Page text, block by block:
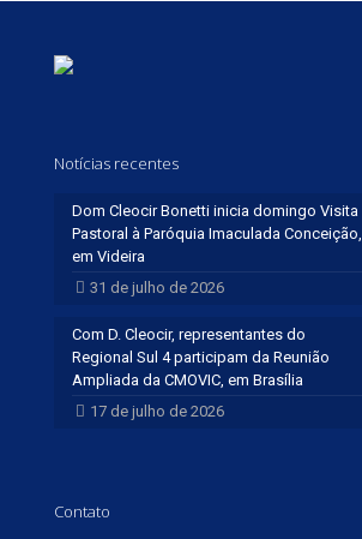
Notícias recentes
Dom Cleocir Bonetti inicia domingo Visita
Pastoral à Paróquia Imaculada Conceição,
em Videira
31 de julho de 2026
Com D. Cleocir, representantes do
Regional Sul 4 participam da Reunião
Ampliada da CMOVIC, em Brasília
17 de julho de 2026
Contato